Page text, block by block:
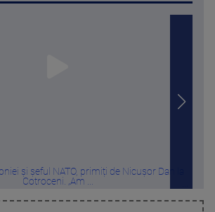
și șeful NATO, primiți de Nicușor Dan la
Cotroceni. „Am ...